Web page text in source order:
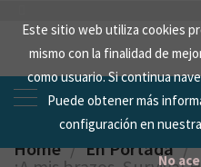
Este sitio web utiliza cookies
mismo con la finalidad de
como usuario. Si continua
Puede obtener más
configuración en nuestra
No
content
Home En Portada